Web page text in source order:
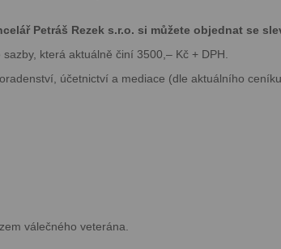
Petráš Rezek s.r.o. si můžete objednat se
která aktuálně činí 3500,– Kč + DPH.
účetnictví a mediace (dle aktuálního
válečného veterána.